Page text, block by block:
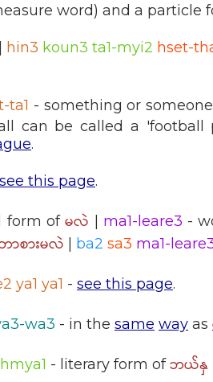
word) and a particle
| hin3 koun3 ta1-myi2 hset-
ta1 - something or someone
can be called a
.
see this page.
form ofမလဲ | ma1-leare3 -
ာစားမလဲ | ba2 sa3 ma1-
ya1 ya1 - see this page.
wa3 - in the same way as
- literary form ofဘယ်နှ